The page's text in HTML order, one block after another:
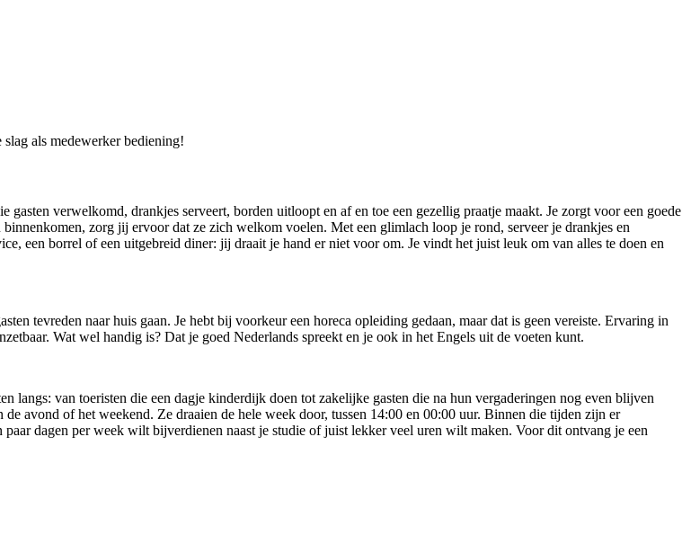
als medewerker bediening!
verwelkomd, drankjes serveert, borden uitloopt en af en toe een gezellig praatje maakt. Je zorgt voor een goede
zorg jij ervoor dat ze zich welkom voelen. Met een glimlach loop je rond, serveer je drankjes en
een borrel of een uitgebreid diner: jij draait je hand er niet voor om. Je vindt het juist leuk om van alles te doen en
tevreden naar huis gaan. Je hebt bij voorkeur een horeca opleiding gedaan, maar dat is geen vereiste. Ervaring in
Wat wel handig is? Dat je goed Nederlands spreekt en je ook in het Engels uit de voeten kunt.
langs: van toeristen die een dagje kinderdijk doen tot zakelijke gasten die na hun vergaderingen nog even blijven
avond of het weekend. Ze draaien de hele week door, tussen 14:00 en 00:00 uur. Binnen die tijden zijn er
dagen per week wilt bijverdienen naast je studie of juist lekker veel uren wilt maken. Voor dit ontvang je een